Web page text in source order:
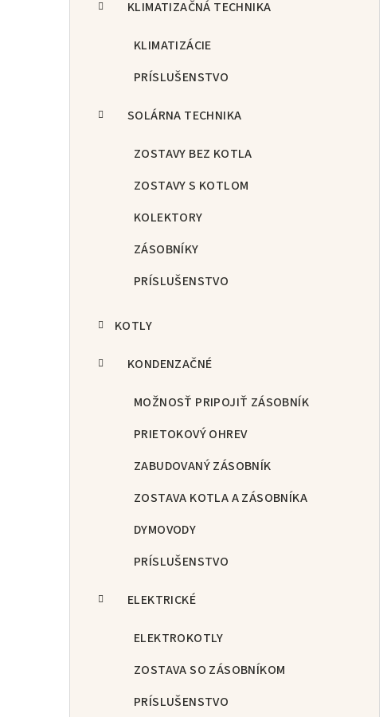
KLIMATIZAČNÁ TECHNIKA
KLIMATIZÁCIE
PRÍSLUŠENSTVO
SOLÁRNA TECHNIKA
ZOSTAVY BEZ KOTLA
ZOSTAVY S KOTLOM
KOLEKTORY
ZÁSOBNÍKY
PRÍSLUŠENSTVO
KOTLY
KONDENZAČNÉ
MOŽNOSŤ PRIPOJIŤ ZÁSOBNÍK
PRIETOKOVÝ OHREV
ZABUDOVANÝ ZÁSOBNÍK
ZOSTAVA KOTLA A ZÁSOBNÍKA
DYMOVODY
PRÍSLUŠENSTVO
ELEKTRICKÉ
ELEKTROKOTLY
ZOSTAVA SO ZÁSOBNÍKOM
PRÍSLUŠENSTVO